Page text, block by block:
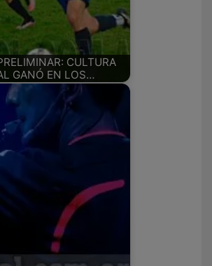
CULTURA
GANÓ EN LOS…